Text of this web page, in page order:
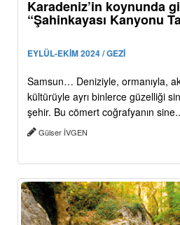
Karadeniz’in koynunda
“Şahinkayası Kanyonu
EYLÜL-EKİM 2024 / GEZİ
Samsun… Deniziyle, ormanıyla,
kültürüyle ayrı binlerce güzelliği
şehir. Bu cömert coğrafyanın
Gülser İVGEN